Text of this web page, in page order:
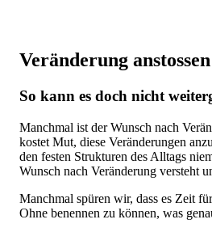
Veränderung anstossen
So kann es doch nicht
Manchmal ist der Wunsch nach
kostet Mut, diese Veränderungen
den festen Strukturen des Alltags
Wunsch nach Veränderung versteht
Manchmal spüren wir, dass es Zeit
Ohne benennen zu können, was